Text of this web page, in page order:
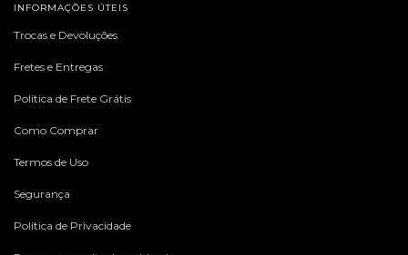
INFORMAÇÕES ÚTEIS
Trocas e Devoluções
Fretes e Entregas
Política de Frete Grátis
Como Comprar
Termos de Uso
Segurança
Política de Privacidade